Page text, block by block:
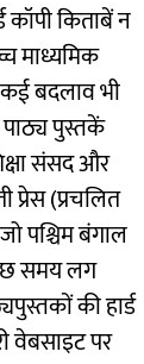
किताबें न
माध्यमिक
बदलाव भी
पुस्तकें
संसद और
प्रेस (प्रचलित
पश्चिम बंगाल
समय लग
की हार्ड
वेबसाइट पर